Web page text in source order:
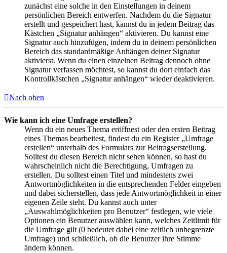
zunächst eine solche in den Einstellungen in deinem
persönlichen Bereich entwerfen. Nachdem du die Signatur
erstellt und gespeichert hast, kannst du in jedem Beitrag das
Kästchen „Signatur anhängen“ aktivieren. Du kannst eine
Signatur auch hinzufügen, indem du in deinem persönlichen
Bereich das standardmäßige Anhängen deiner Signatur
aktivierst. Wenn du einen einzelnen Beitrag dennoch ohne
Signatur verfassen möchtest, so kannst du dort einfach das
Kontrollkästchen „Signatur anhängen“ wieder deaktivieren.
Nach oben
Wie kann ich eine Umfrage erstellen?
Wenn du ein neues Thema eröffnest oder den ersten Beitrag
eines Themas bearbeitest, findest du ein Register „Umfrage
erstellen“ unterhalb des Formulars zur Beitragserstellung.
Solltest du diesen Bereich nicht sehen können, so hast du
wahrscheinlich nicht die Berechtigung, Umfragen zu
erstellen. Du solltest einen Titel und mindestens zwei
Antwortmöglichkeiten in die entsprechenden Felder eingeben
und dabei sicherstellen, dass jede Antwortmöglichkeit in einer
eigenen Zeile steht. Du kannst auch unter
„Auswahlmöglichkeiten pro Benutzer“ festlegen, wie viele
Optionen ein Benutzer auswählen kann, welches Zeitlimit für
die Umfrage gilt (0 bedeutet dabei eine zeitlich unbegrenzte
Umfrage) und schließlich, ob die Benutzer ihre Stimme
ändern können.